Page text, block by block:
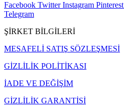
Facebook Twitter Instagram Pinterest
Telegram
ŞİRKET BİLGİLERİ
MESAFELİ SATIŞ SÖZLEŞMESİ
GİZLİLİK POLİTİKASI
İADE VE DEĞİŞİM
GİZLİLİK GARANTİSİ